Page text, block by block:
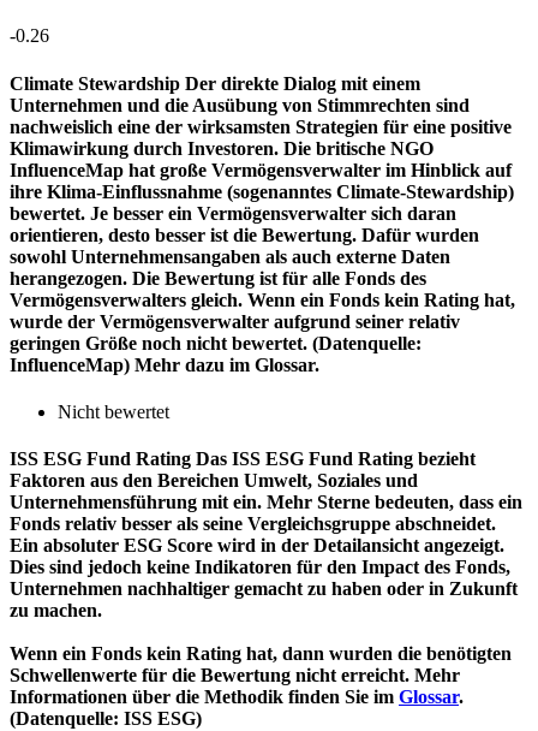
-0.26
Climate Stewardship Der direkte Dialog mit einem
Unternehmen und die Ausübung von Stimmrechten sind
nachweislich eine der wirksamsten Strategien für eine positive
Klimawirkung durch Investoren. Die britische NGO
InfluenceMap hat große Vermögensverwalter im Hinblick auf
ihre Klima-Einflussnahme (sogenanntes Climate-Stewardship)
bewertet. Je besser ein Vermögensverwalter sich daran
orientieren, desto besser ist die Bewertung. Dafür wurden
sowohl Unternehmensangaben als auch externe Daten
herangezogen. Die Bewertung ist für alle Fonds des
Vermögensverwalters gleich. Wenn ein Fonds kein Rating hat,
wurde der Vermögensverwalter aufgrund seiner relativ
geringen Größe noch nicht bewertet. (Datenquelle:
InfluenceMap) Mehr dazu im Glossar.
Nicht bewertet
ISS ESG Fund Rating Das ISS ESG Fund Rating bezieht
Faktoren aus den Bereichen Umwelt, Soziales und
Unternehmensführung mit ein. Mehr Sterne bedeuten, dass ein
Fonds relativ besser als seine Vergleichsgruppe abschneidet.
Ein absoluter ESG Score wird in der Detailansicht angezeigt.
Dies sind jedoch keine Indikatoren für den Impact des Fonds,
Unternehmen nachhaltiger gemacht zu haben oder in Zukunft
zu machen.
Wenn ein Fonds kein Rating hat, dann wurden die benötigten
Schwellenwerte für die Bewertung nicht erreicht. Mehr
Informationen über die Methodik finden Sie im Glossar.
(Datenquelle: ISS ESG)